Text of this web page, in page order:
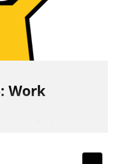
Work
statt. Zentrale